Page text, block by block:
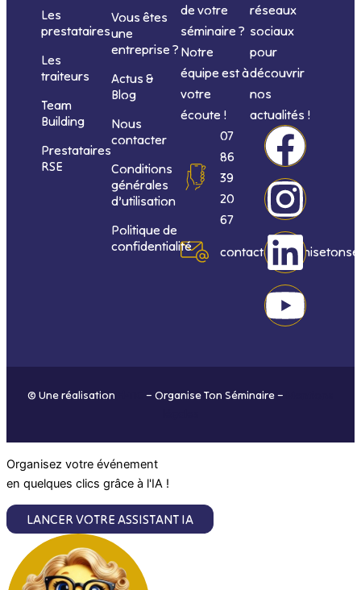
Les
prestataires
Les
traiteurs
Team
Building
Prestataires
RSE
Vous êtes
une
entreprise ?
Actus &
Blog
Nous
contacter
Conditions
générales
d’utilisation
Politique de
confidentialité
de votre
séminaire ?
Notre
équipe est à
votre
écoute !
07
86
39
20
67
réseaux
sociaux
pour
découvrir
nos
actualités !
F
a
c
e
b
I
n
s
t
a
L
i
n
k
e
Y
o
u
t
u
© Une réalisation – Organise Ton Séminaire –
Organisez votre événement
en quelques clics grâce à l'IA !
LANCER VOTRE ASSISTANT IA